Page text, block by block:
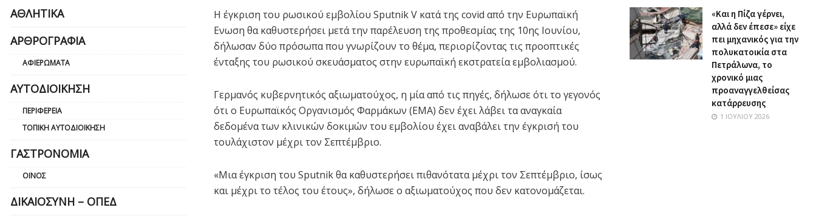
Η έγκριση του ρωσικού εμβολίου Sputnik V κατά της covid από την Ευρωπαϊκή
Ενωση θα καθυστερήσει μετά την παρέλευση της προθεσμίας της 10ης Ιουνίου,
δήλωσαν δύο πρόσωπα που γνωρίζουν το θέμα, περιορίζοντας τις προοπτικές
ένταξης του ρωσικού σκευάσματος στην ευρωπαϊκή εκστρατεία εμβολιασμού.
Γερμανός κυβερνητικός αξιωματούχος, η μία από τις πηγές, δήλωσε ότι το γεγονός
ότι ο Ευρωπαϊκός Οργανισμός Φαρμάκων (EMA) δεν έχει λάβει τα αναγκαία
δεδομένα των κλινικών δοκιμών του εμβολίου έχει αναβάλει την έγκρισή του
τουλάχιστον μέχρι τον Σεπτέμβριο.
«Μια έγκριση του Sputnik θα καθυστερήσει πιθανότατα μέχρι τον Σεπτέμβριο, ίσως
και μέχρι το τέλος του έτους», δήλωσε ο αξιωματούχος που δεν κατονομάζεται.
ΑΘΛΗΤΙΚΆ
ΑΡΘΡΟΓΡΑΦΊΑ
ΑΦΙΕΡΏΜΑΤΑ
ΑΥΤΟΔΙΟΊΚΗΣΗ
ΠΕΡΙΦΈΡΕΙΑ
ΤΟΠΙΚΉ ΑΥΤΟΔΙΟΊΚΗΣΗ
ΓΑΣΤΡΟΝΟΜΊΑ
ΟΊΝΟΣ
ΔΙΚΑΙΟΣΎΝΗ – ΟΠΕΔ
«Και η Πίζα γέρνει,
αλλά δεν έπεσε» είχε
πει μηχανικός για την
πολυκατοικία στα
Πετράλωνα, το
χρονικό μιας
προαναγγελθείσας
κατάρρευσης
1 ΙΟΥΛΊΟΥ 2026